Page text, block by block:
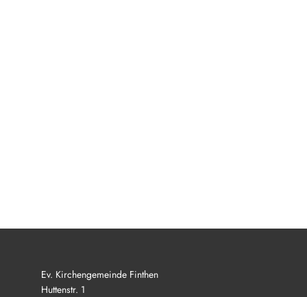
Ev. Kirchengemeinde Finthen
Huttenstr. 1